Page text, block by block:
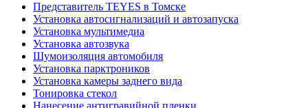
Представитель TEYES в Томске
Установка автосигнализаций и автозапуска
Установка мультимедиа
Установка автозвука
Шумоизоляция автомобиля
Установка парктроников
Установка камеры заднего вида
Тонировка стекол